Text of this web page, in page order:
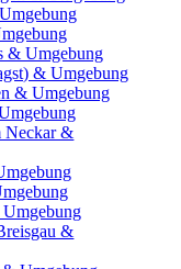
& Umgebung
& Umgebung
& Umgebung
Neckar &
&